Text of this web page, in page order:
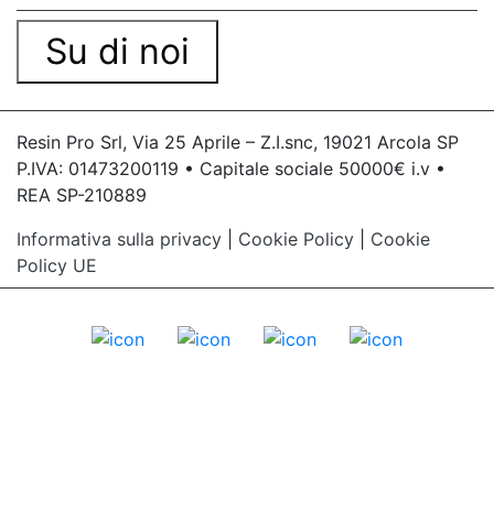
Su di noi
Resin Pro Srl, Via 25 Aprile – Z.I.snc, 19021 Arcola SP
P.IVA: 01473200119 • Capitale sociale 50000€ i.v •
REA SP-210889
Informativa sulla privacy
Cookie Policy
Cookie
Policy UE